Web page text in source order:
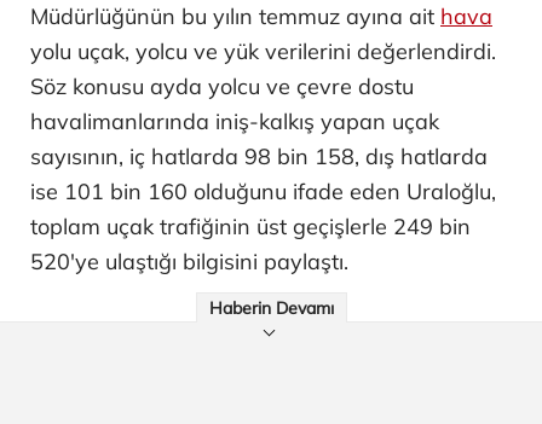
Müdürlüğünün bu yılın temmuz ayına ait hava
yolu uçak, yolcu ve yük verilerini değerlendirdi.
Söz konusu ayda yolcu ve çevre dostu
havalimanlarında iniş-kalkış yapan uçak
sayısının, iç hatlarda 98 bin 158, dış hatlarda
ise 101 bin 160 olduğunu ifade eden Uraloğlu,
toplam uçak trafiğinin üst geçişlerle 249 bin
520'ye ulaştığı bilgisini paylaştı.
Haberin Devamı